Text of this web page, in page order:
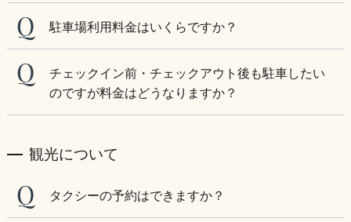
駐車場利用料金はいくらですか？
チェックイン前・チェックアウト後も駐車したい
のですが料金はどうなりますか？
観光について
タクシーの予約はできますか？